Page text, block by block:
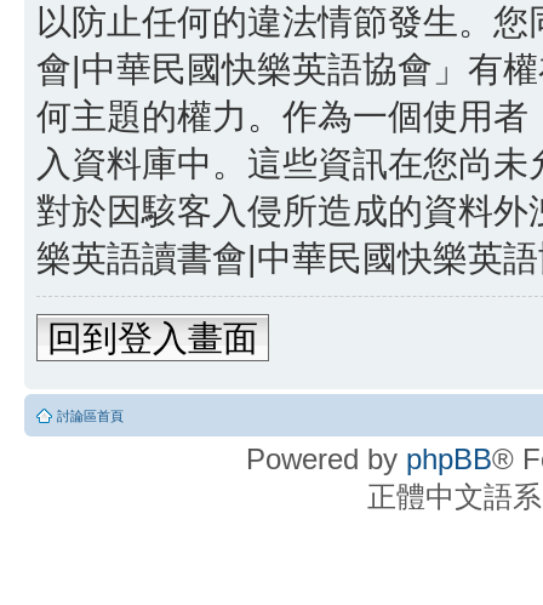
以防止任何的違法情節發生。
會|中華民國快樂英語協會」有
何主題的權力。作為一個使用
入資料庫中。這些資訊在您尚
對於因駭客入侵所造成的資料
樂英語讀書會|中華民國快樂英
回到登入畫面
討論區首頁
Powered by phpBB®
正體中文語